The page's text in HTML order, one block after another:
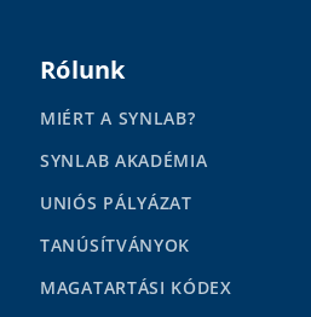
Rólunk
MIÉRT A SYNLAB?
SYNLAB AKADÉMIA
UNIÓS PÁLYÁZAT
TANÚSÍTVÁNYOK
MAGATARTÁSI KÓDEX